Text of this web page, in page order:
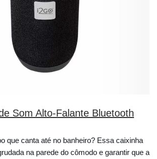
Som Alto-Falante Bluetooth
que canta até no banheiro? Essa caixinha
na parede do cômodo e garantir que a